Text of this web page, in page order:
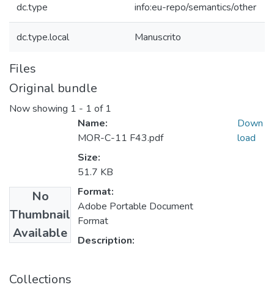
dc.type info:eu-repo/semantics/other
dc.type.local Manuscrito
Files
Original bundle
Now showing 1 - 1 of 1
No
Thumbnail
Available
Name:
MOR-C-11 F43.pdf
Size:
51.7 KB
Format:
Adobe Portable Document
Format
Description:
Down
load
Collections